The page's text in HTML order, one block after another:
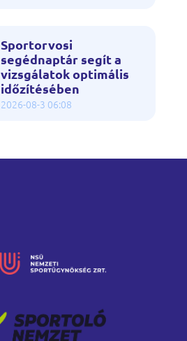
Sportorvosi
segédnaptár segít a
vizsgálatok optimális
időzítésében
2026-08-3 06:08